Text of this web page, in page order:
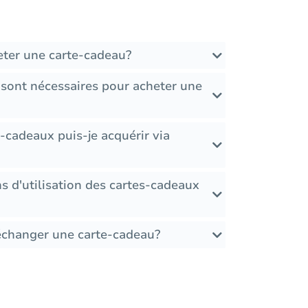
une carte-cadeau?
nécessaires pour acheter une
puis-je acquérir via
d'utilisation des cartes-cadeaux
une carte-cadeau?